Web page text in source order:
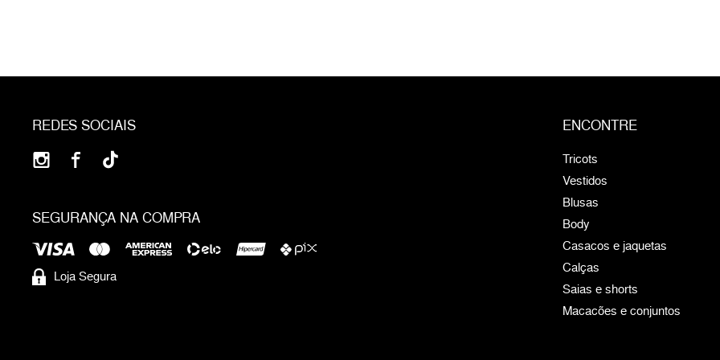
REDES SOCIAIS
SEGURANÇA NA COMPRA
Loja Segura
ENCONTRE
Tricots
Vestidos
Blusas
Body
Casacos e jaquetas
Calças
Saias e shorts
Macacões e conjuntos